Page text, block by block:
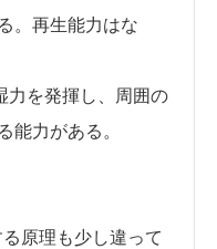
。再生能力はな
力を発揮し、周囲の
能力がある。
原理も少し違って